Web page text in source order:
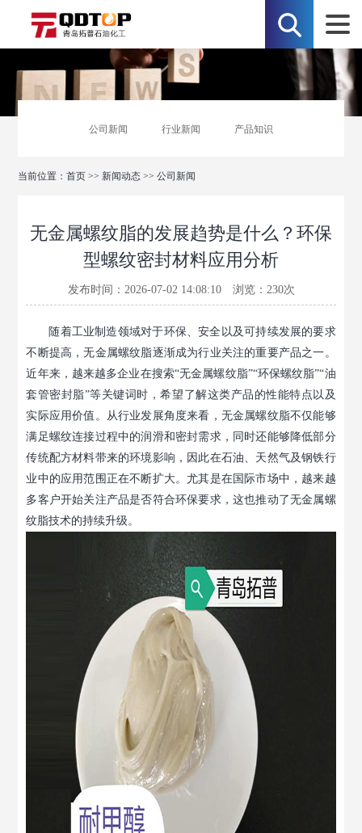
公司新闻 行业新闻 产品知识
当前位置：首页 >> 新闻动态 >>公司新闻
无金属螺纹脂的发展趋势是什么？环保
型螺纹密封材料应用分析
发布时间：2026-07-02 14:08:10 浏览： 230次
随着工业制造领域对于环保、安全以及可持续发展的要求
不断提高，无金属螺纹脂逐渐成为行业关注的重要产品之一。
近年来，越来越多企业在搜索“无金属螺纹脂”“环保螺纹脂”“油
套管密封脂”等关键词时，希望了解这类产品的性能特点以及
实际应用价值。从行业发展角度来看，无金属螺纹脂不仅能够
满足螺纹连接过程中的润滑和密封需求，同时还能够降低部分
传统配方材料带来的环境影响，因此在石油、天然气及钢铁行
业中的应用范围正在不断扩大。尤其是在国际市场中，越来越
多客户开始关注产品是否符合环保要求，这也推动了无金属螺
纹脂技术的持续升级。